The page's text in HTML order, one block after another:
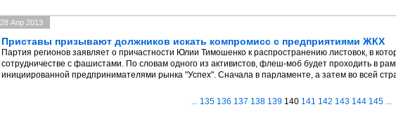
28 Апр 2013
Приставы призывают должников искать компромисс с предприятиями ЖКХ
Партия регионов заявляет о причастности Юлии Тимошенко к распространению листовок, в
сотрудничестве с фашистами. По словам одного из активистов, флеш-моб будет проходить в
инициированной предпринимателями рынка "Успех". Сначала в парламенте, а затем во всей
... 135 136 137 138 139 140 141 142 143 144 145 ...